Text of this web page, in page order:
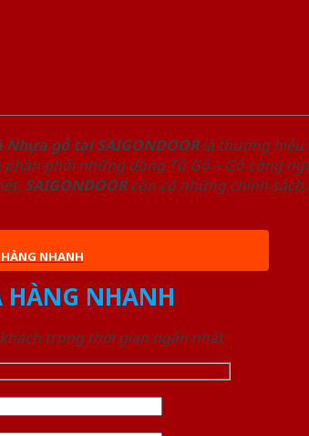
Nhựa gỗ tại SAIGONDOORlà thương hiệu
phân phối những dòng Tủ Gỗ – Gỗ công
SAIGONDOORcòn có những chính sách
NHANH
NHANH
trong thời gian ngắn nhất